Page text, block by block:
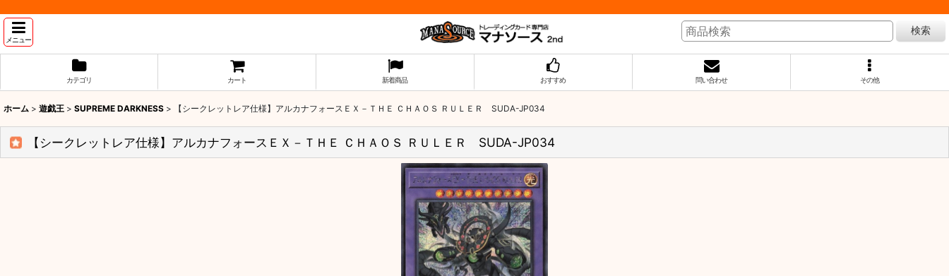
メニュー
検索
カテゴリ カート 新着商品 おすすめ 問い合わせ その他
ホーム > 遊戯王 > SUPREME DARKNESS > 【シークレットレア仕様】アルカナフォースＥＸ－ＴＨＥ ＣＨＡＯＳ ＲＵＬＥＲ SUDA-JP034
【シークレットレア仕様】アルカナフォースＥＸ－ＴＨＥ ＣＨＡＯＳ ＲＵＬＥＲ SUDA-JP034